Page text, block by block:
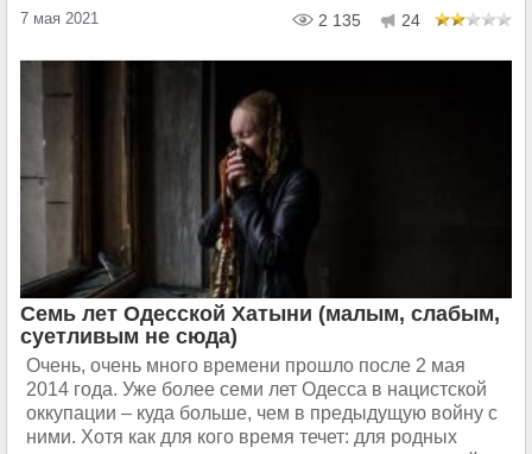
7 мая 2021 2 135 24
Семь лет Одесской Хатыни (малым, слабым,
суетливым не сюда)
Очень, очень много времени прошло после 2 мая
2014 года. Уже более семи лет Одесса в нацистской
оккупации – куда больше, чем в предыдущую войну с
ними. Хотя как для кого время течет: для родных